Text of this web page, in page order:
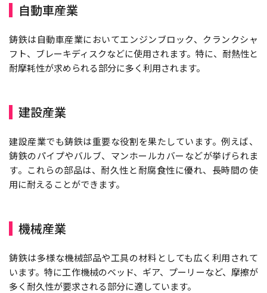
自動車産業
鋳鉄は自動車産業においてエンジンブロック、クランクシャ
フト、ブレーキディスクなどに使用されます。特に、耐熱性と
耐摩耗性が求められる部分に多く利用されます。
建設産業
建設産業でも鋳鉄は重要な役割を果たしています。例えば、
鋳鉄のパイプやバルブ、マンホールカバーなどが挙げられま
す。これらの部品は、耐久性と耐腐食性に優れ、長時間の使
用に耐えることができます。
機械産業
鋳鉄は多様な機械部品や工具の材料としても広く利用されて
います。特に工作機械のベッド、ギア、プーリーなど、摩擦が
多く耐久性が要求される部分に適しています。